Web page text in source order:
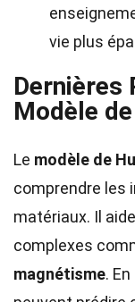
vie plus
Dernières
Modèle
Le modèle de
comprendre les
matériaux. Il
complexes
magnétisme.